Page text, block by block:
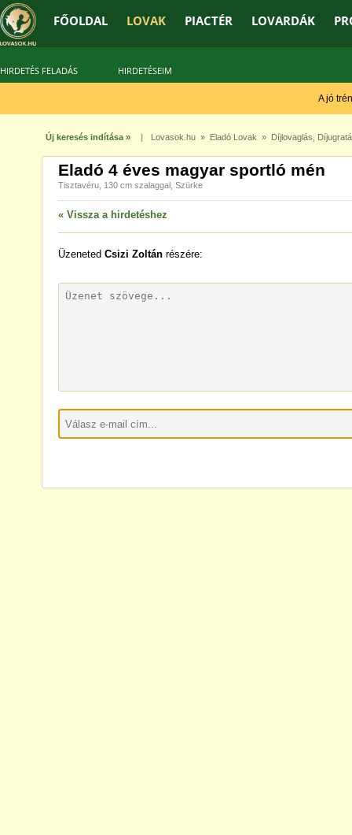
FŐOLDAL LOVAK PIACTÉR LOVARDÁK
HIRDETÉS FELADÁS HIRDETÉSEIM
A jó
Új keresés indítása » | Lovasok.hu» Eladó Lovak » Díjlovaglás
Eladó 4 éves magyar sportló mén
Tisztavéru, 130 cm szalaggal, Szürke
« Vissza a hirdetéshez
Üzeneted Csizi Zoltánrészére: